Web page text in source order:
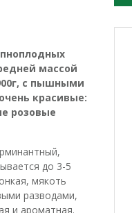
массой
с пышными
красивые:
розовые
до 3-5
мякоть
разводами,
и ароматная.